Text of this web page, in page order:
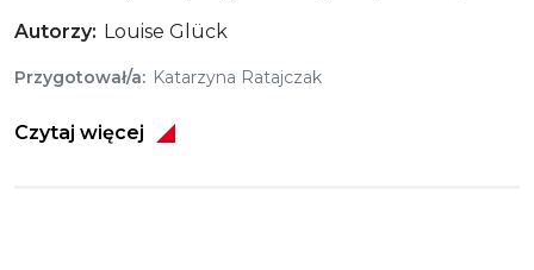
Autorzy Louise Glück
Przygotował/a Katarzyna Ratajczak
Czytaj więcej